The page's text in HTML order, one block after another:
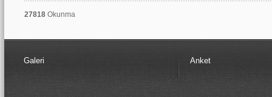
27818 Okunma
Galeri Anket